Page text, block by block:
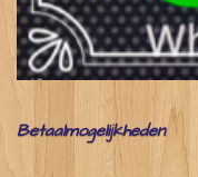
Betaalmogelijkheden